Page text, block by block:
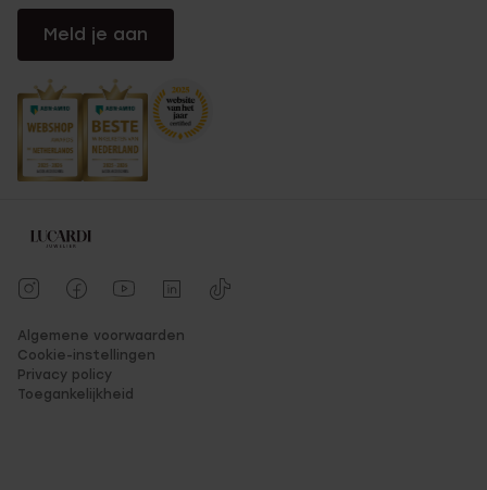
Meld je aan
Algemene voorwaarden
Cookie-instellingen
Privacy policy
Toegankelijkheid